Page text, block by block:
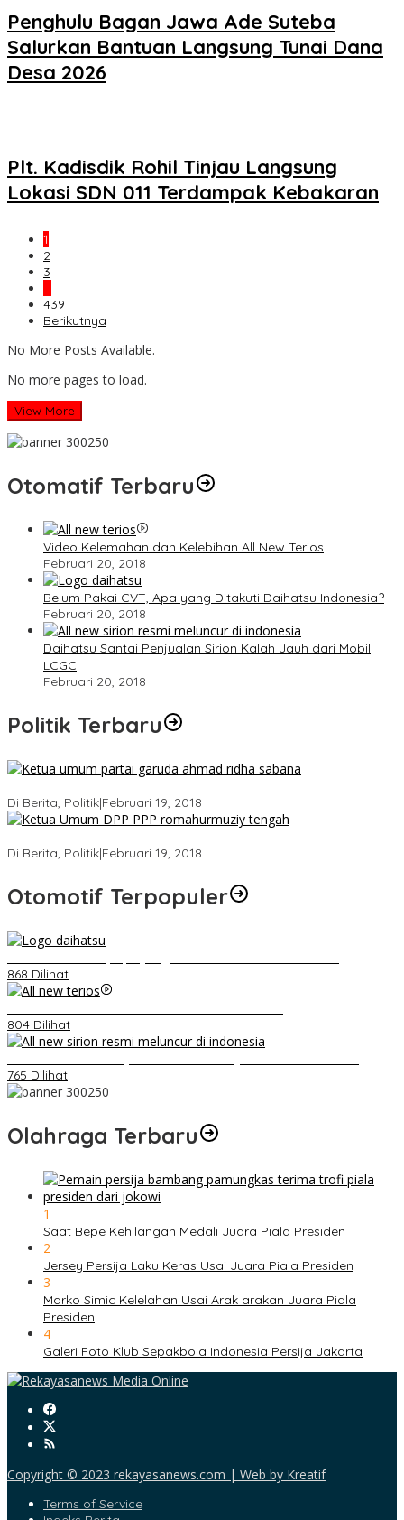
Penghulu Bagan Jawa Ade Suteba
Salurkan Bantuan Langsung Tunai Dana
Desa 2026
Plt. Kadisdik Rohil Tinjau Langsung
Lokasi SDN 011 Terdampak Kebakaran
1
2
3
…
439
Berikutnya
No More Posts Available.
No more pages to load.
View More
Otomatif Terbaru
Video Kelemahan dan Kelebihan All New Terios
Februari 20, 2018
Belum Pakai CVT, Apa yang Ditakuti Daihatsu Indonesia?
Februari 20, 2018
Daihatsu Santai Penjualan Sirion Kalah Jauh dari Mobil
LCGC
Februari 20, 2018
Politik Terbaru
Di Berita, Politik|Februari 19, 2018
Di Berita, Politik|Februari 19, 2018
Otomotif Terpopuler
868 Dilihat
804 Dilihat
765 Dilihat
Olahraga Terbaru
1
Saat Bepe Kehilangan Medali Juara Piala Presiden
2
Jersey Persija Laku Keras Usai Juara Piala Presiden
3
Marko Simic Kelelahan Usai Arak arakan Juara Piala
Presiden
4
Galeri Foto Klub Sepakbola Indonesia Persija Jakarta
Copyright © 2023 rekayasanews.com | Web by Kreatif
Terms of Service